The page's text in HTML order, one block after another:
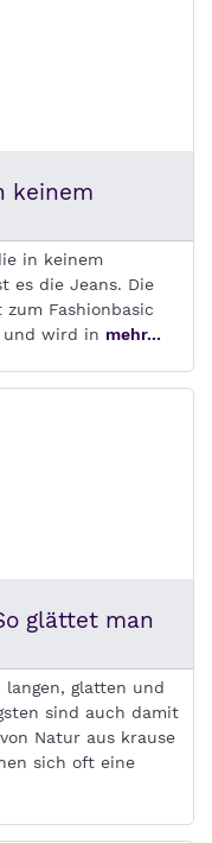
keinem
in keinem
es die Jeans. Die
Fashionbasic
und wird in mehr...
glättet man
langen, glatten und
sind auch damit
Natur aus krause
sich oft eine